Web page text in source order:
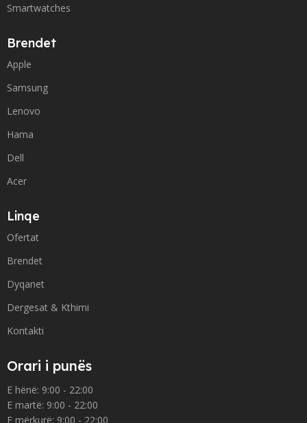
Smartwatches
Brendet
Apple
Samsung
Lenovo
Hama
Dell
Acer
Linqe
Ofertat
Brendet
Dyqanet
Dergesat & Kthimi
Kontakti
Orari i punës
E hënë: 9:00 - 22:00
E martë: 9:00 - 22:00
E mërkurë: 9:00 - 22:00